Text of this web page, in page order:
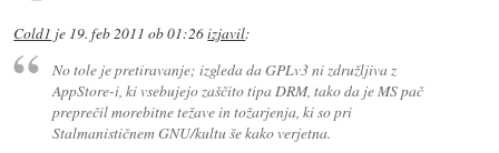
Cold1 je 19. feb 2011 ob 01:26izjavil:
No tole je pretiravanje; izgleda da GPLv3 ni združljiva z
AppStore-i, ki vsebujejo zaščito tipa DRM, tako da je MS pač
preprečil morebitne težave in tožarjenja, ki so pri
Stalmanističnem GNU/kultu še kako verjetna.